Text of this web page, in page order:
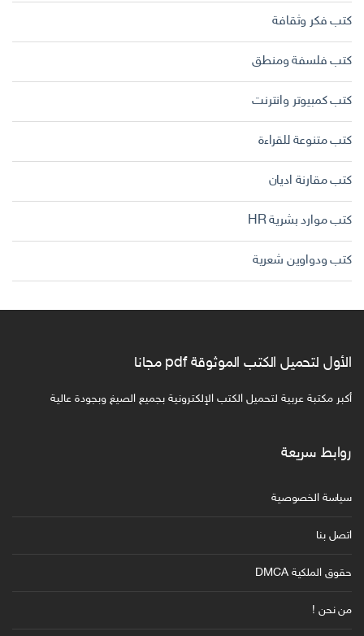
كتب فكر وثقافة
كتب فلسفة ومنطق
كتب كمبيوتر وانترنت
كتب متنوعة للقراءة
كتب مقارنة اديان
كتب موارد بشرية HR
كتب ودواوين شعرية
الأول لتحميل الكتب الموثوقة pdf مجانا
أكبر مكتبة عربية لتحميل الكتب الإلكترونية بجميع الصيغ وبجودة عالية
روابط سريعة
سياسة الخصوصية
اتصل بنا
حقوق الملكية DMCA
من نحن !